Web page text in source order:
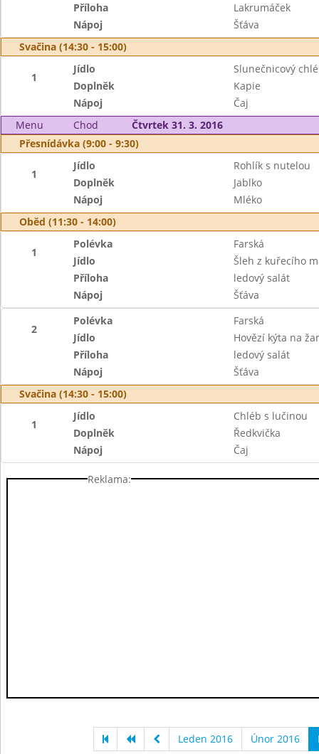
Příloha
Lakrumáček
Nápoj
Šťáva
Svačina (14:30 - 15:00)
1
Jídlo
Slunečnicový
Doplněk
Kapie
Nápoj
Čaj
Menu
Chod
Čtvrtek 31. 3. 2016
Přesnídávka (9:00 - 9:30)
1
Jídlo
Rohlík s nutelou
Doplněk
Jablko
Nápoj
Mléko
Oběd (11:30 - 14:00)
1
Polévka
Farská
Jídlo
Šleh z kuřecího
Příloha
ledový salát
Nápoj
Šťáva
2
Polévka
Farská
Jídlo
Hovězí kýta na
Příloha
ledový salát
Nápoj
Šťáva
Svačina (14:30 - 15:00)
1
Jídlo
Chléb s lučinou
Doplněk
Ředkvička
Nápoj
Čaj
Reklama:
Leden 2016 Únor 2016